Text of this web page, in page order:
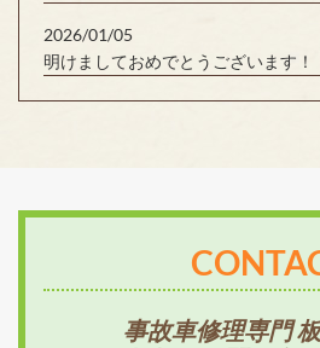
2026/01/05
明けましておめでとうございます！
事故車修理専門